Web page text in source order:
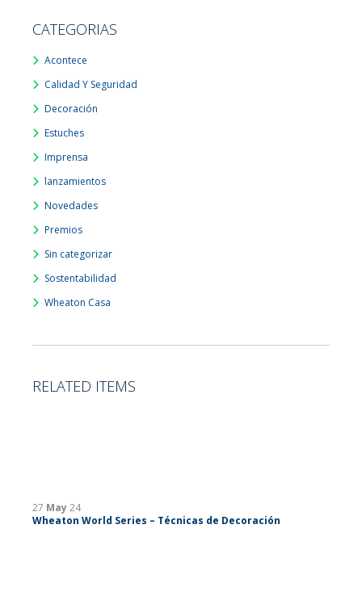
CATEGORIAS
Acontece
Calidad Y Seguridad
Decoración
Estuches
Imprensa
lanzamientos
Novedades
Premios
Sin categorizar
Sostentabilidad
Wheaton Casa
RELATED ITEMS
27 May24
Wheaton World Series – Técnicas de Decoración